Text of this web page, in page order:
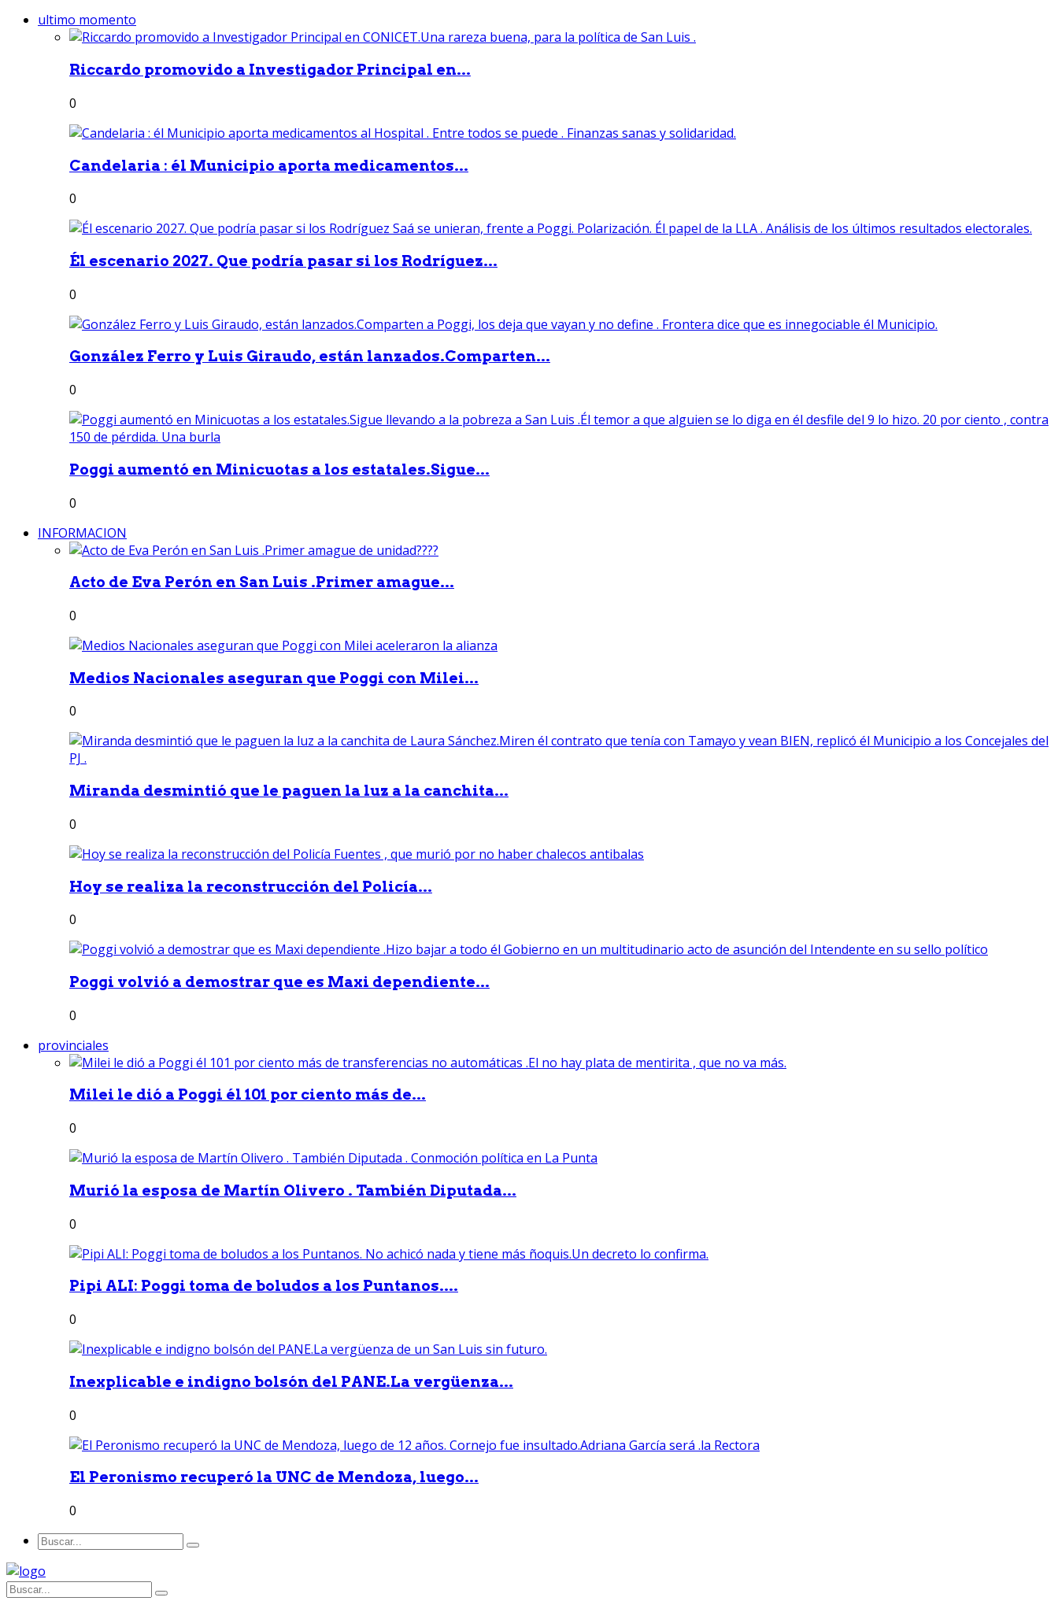
ultimo momento
Riccardo promovido a Investigador Principal en...
0
Candelaria : él Municipio aporta medicamentos...
0
Él escenario 2027. Que podría pasar si los Rodríguez...
0
González Ferro y Luis Giraudo, están lanzados.Comparten...
0
Poggi aumentó en Minicuotas a los estatales.Sigue...
0
INFORMACION
Acto de Eva Perón en San Luis .Primer amague...
0
Medios Nacionales aseguran que Poggi con Milei...
0
Miranda desmintió que le paguen la luz a la canchita...
0
Hoy se realiza la reconstrucción del Policía...
0
Poggi volvió a demostrar que es Maxi dependiente...
0
provinciales
Milei le dió a Poggi él 101 por ciento más de...
0
Murió la esposa de Martín Olivero . También Diputada...
0
Pipi ALI: Poggi toma de boludos a los Puntanos....
0
Inexplicable e indigno bolsón del PANE.La vergüenza...
0
El Peronismo recuperó la UNC de Mendoza, luego...
0